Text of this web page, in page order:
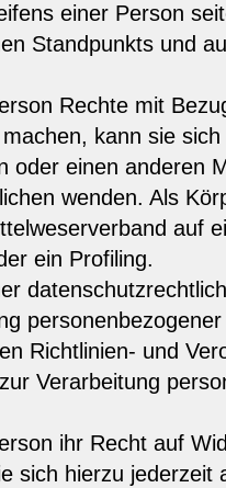
einer Person
Standpunkts und
Rechte mit
kann sie
oder einen anderen
wenden. Als
auf
ein Profiling.
Richtlinien- und
Verarbeitung
ihr Recht auf
sich hierzu jederzeit